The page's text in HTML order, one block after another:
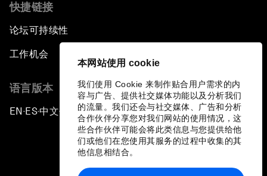
本网站使用 cookie
我们使用 Cookie 来制作贴合用户需求的内
容与广告、提供社交媒体功能以及分析我们
的流量。我们还会与社交媒体、广告和分析
合作伙伴分享您对我们网站的使用情况，这
些合作伙伴可能会将此类信息与您提供给他
们或他们在您使用其服务的过程中收集的其
他信息相结合。
快捷链接
论坛可持续性
工作机会
语言版本
EN ▪ES▪中文▪ 日本語